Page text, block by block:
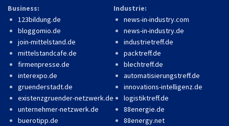
Business:
123bildung.de
bloggomio.de
join-mittelstand.de
mittelstandcafe.de
firmenpresse.de
interexpo.de
gruenderstadt.de
existenzgruender-netzwerk.de
unternehmer-netzwerk.de
buerotipp.de
Industrie:
news-in-industry.com
news-in-industry.de
industrietreff.de
packtreff.de
blechtreff.de
automatisierungstreff.de
innovations-intelligenz.de
logistiktreff.de
88energie.de
88energy.net